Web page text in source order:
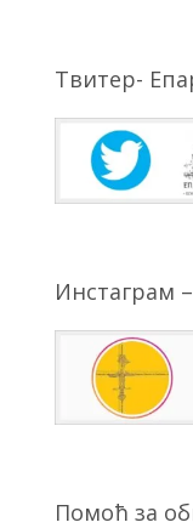
Твитер-
Инстаграм
Помоћ за